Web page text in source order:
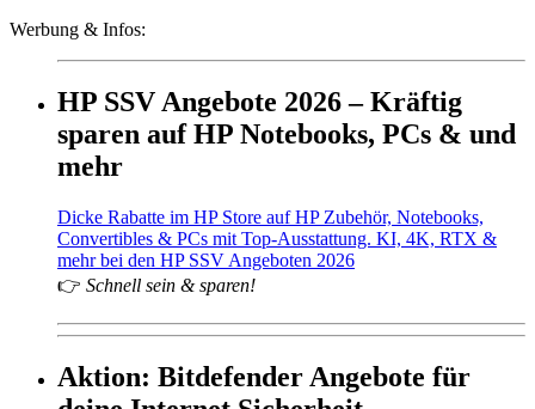
Werbung & Infos:
HP SSV Angebote 2026 – Kräftig
sparen auf HP Notebooks, PCs & und
mehr
Dicke Rabatte im HP Store auf HP Zubehör, Notebooks,
Convertibles & PCs mit Top-Ausstattung. KI, 4K, RTX &
mehr bei den HP SSV Angeboten 2026
👉 Schnell sein & sparen!
Aktion: Bitdefender Angebote für